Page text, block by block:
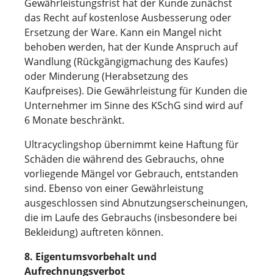
Gewährleistungsfrist hat der Kunde zunächst
das Recht auf kostenlose Ausbesserung oder
Ersetzung der Ware. Kann ein Mangel nicht
behoben werden, hat der Kunde Anspruch auf
Wandlung (Rückgängigmachung des Kaufes)
oder Minderung (Herabsetzung des
Kaufpreises). Die Gewährleistung für Kunden die
Unternehmer im Sinne des KSchG sind wird auf
6 Monate beschränkt.
Ultracyclingshop übernimmt keine Haftung für
Schäden die während des Gebrauchs, ohne
vorliegende Mängel vor Gebrauch, entstanden
sind. Ebenso von einer Gewährleistung
ausgeschlossen sind Abnutzungserscheinungen,
die im Laufe des Gebrauchs (insbesondere bei
Bekleidung) auftreten können.
8. Eigentumsvorbehalt und
Aufrechnungsverbot